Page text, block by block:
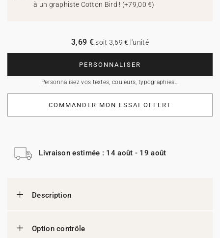
à un graphiste Cotton Bird ! (+79,00 €)
PERSONNALISER
Personnalisez vos textes, couleurs, typographies…
3,69 €soit 3,69 € l'unité
COMMANDER MON ESSAI OFFERT
Livraison estimée : 14 août - 19 août
Description
Option contrôle